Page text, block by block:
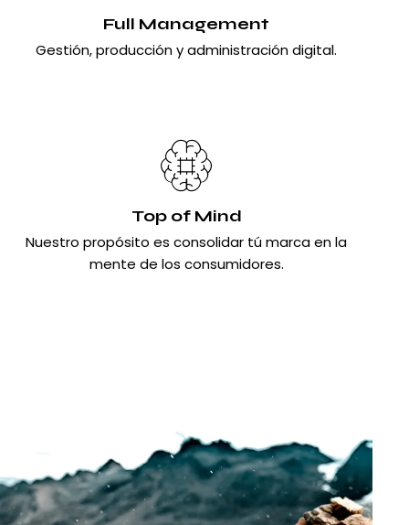
Full Management
Gestión, producción y administración digital.
Top of Mind
Nuestro propósito es consolidar tú marca en la
mente de los consumidores.